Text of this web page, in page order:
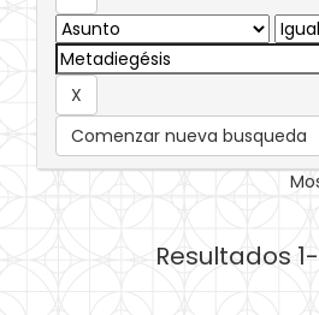
Comenzar nueva busqueda
Resultados 1-